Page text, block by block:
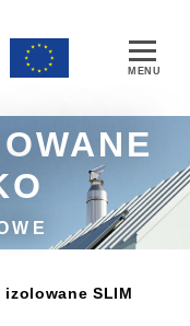
izolowane SLIM